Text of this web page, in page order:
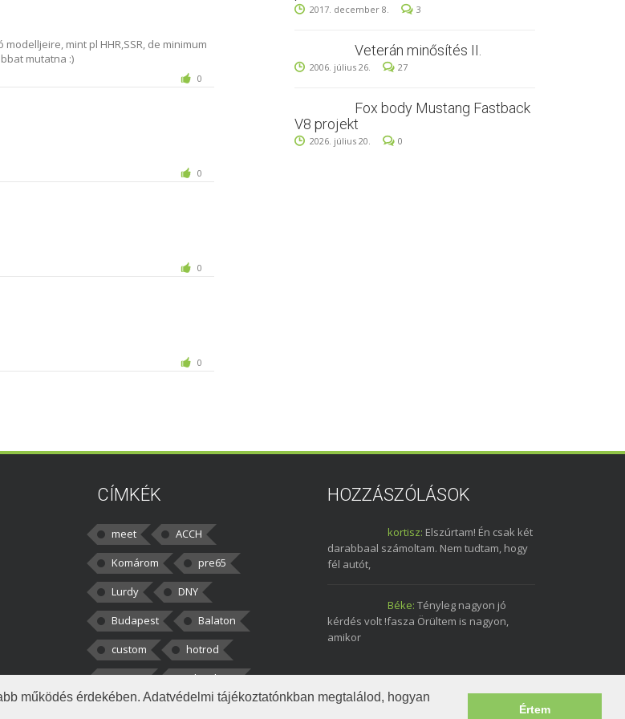
működés érdekében. Adatvédelmi tájékoztatónkban megtalálod, hogyan
Értem
mint pl HHR,SSR, de minimum
mutatna :)
0
0
0
0
2017. december 8. 3
Veterán minősítés II.
2006. július 26. 27
Fox body Mustang Fastback
V8 projekt
2026. július 20. 0
CÍMKÉK
meet
ACCH
Komárom
pre65
Lurdy
DNY
Budapest
Balaton
custom
hotrod
v8cars
50brothers
HOZZÁSZÓLÁSOK
kortisz: Elszúrtam! Én csak két
darabbaal számoltam. Nem tudtam, hogy
fél autót,
Béke: Tényleg nagyon jó
kérdés volt !fasza Örültem is nagyon,
amikor